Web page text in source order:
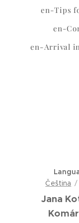
en-Tips
en-
en-Arrival
Jana
Čeština